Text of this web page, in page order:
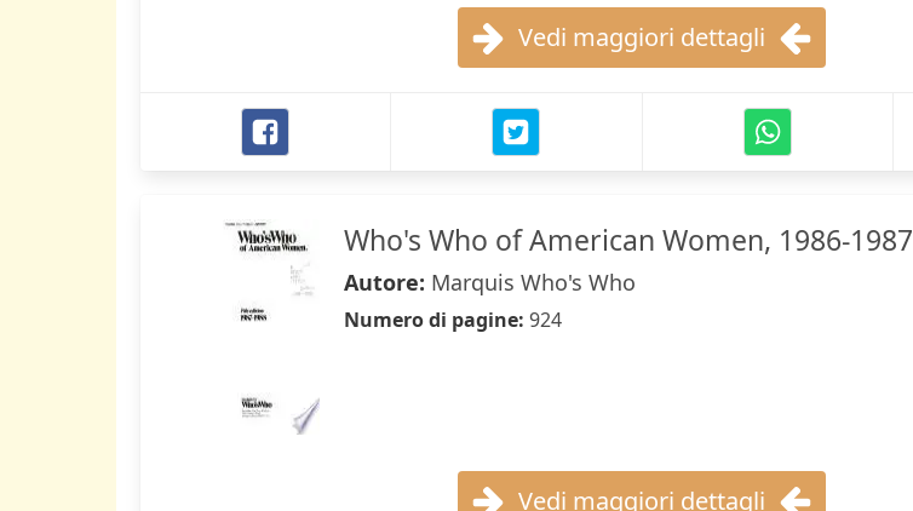
Vedi maggiori dettagli
Who's Who of American Women, 1986-1987
Autore: Marquis Who's Who
Numero di pagine: 924
Vedi maggiori dettagli